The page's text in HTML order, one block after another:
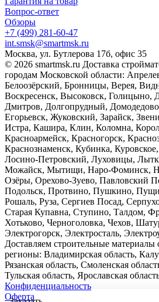
Вопрос-ответ
Обзоры
+7 (499) 281-60-47
int.smsk@smartmsk.ru
Москва, ул. Бутлерова 17б, офис 35
© 2026 smartmsk.ru Доставка
городам Московской области:
Белоозёрский, Бронницы, Верея,
Воскресенск, Высоковск, Голицыно,
Дмитров, Долгопрудный,
Егорьевск, Жуковский, Зарайск,
Истра, Кашира, Клин, Коломна,
Красноармейск, Красногорск,
Краснознаменск, Кубинка,
Лосино-Петровский, Луховицы,
Можайск, Мытищи, Наро-Фоминск,
Озёры, Орехово-Зуево, Павловский
Подольск, Протвино, Пушкино,
Рошаль, Руза, Сергиев Посад,
Старая Купавна, Ступино, Талдом,
Хотьково, Черноголовка, Чехов,
Электрогорск, Электросталь,
Доставляем строительные
регионы: Владимирская область,
Рязанская область, Смоленская
Тульская область, Ярославская
Конфиденциальность
Оферта